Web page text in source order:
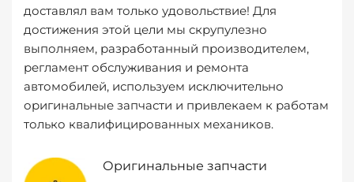
доставлял вам только удовольствие! Для
достижения этой цели мы скрупулезно
выполняем, разработанный производителем,
регламент обслуживания и ремонта
автомобилей, используем исключительно
оригинальные запчасти и привлекаем к работам
только квалифицированных механиков.
Оригинальные запчасти